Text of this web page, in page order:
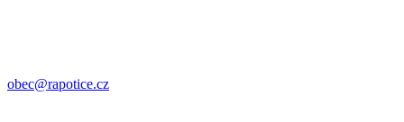
obec@rapotice.cz